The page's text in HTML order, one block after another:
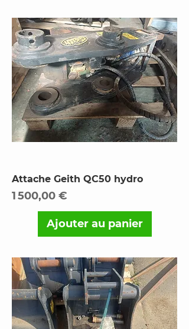
Attache Geith QC50 hydro
Prix
1 500,00 €
Ajouter au panier